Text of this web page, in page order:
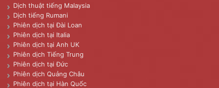
Dịch thuật tiếng Malaysia
Dịch tiếng Rumani
Phiên dịch tại Đài Loan
Phiên dịch tại Italia
Phiên dịch tại Anh UK
Phiên dịch Tiếng Trung
Phiên dịch tại Đức
Phiên dịch Quảng Châu
Phiên dịch tại Hàn Quốc